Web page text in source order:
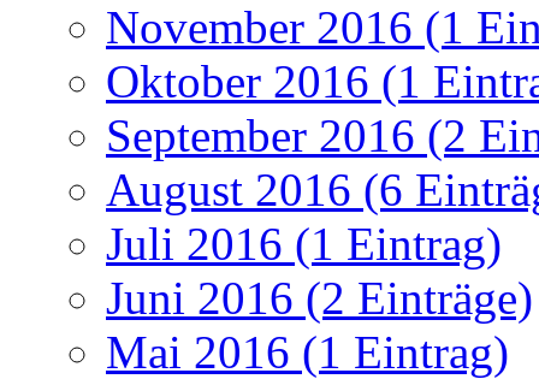
November 2016 (1
Oktober 2016 (1
September 2016 (2
August 2016 (6
Juli 2016 (1 Eintrag)
Juni 2016 (2 Einträge)
Mai 2016 (1 Eintrag)